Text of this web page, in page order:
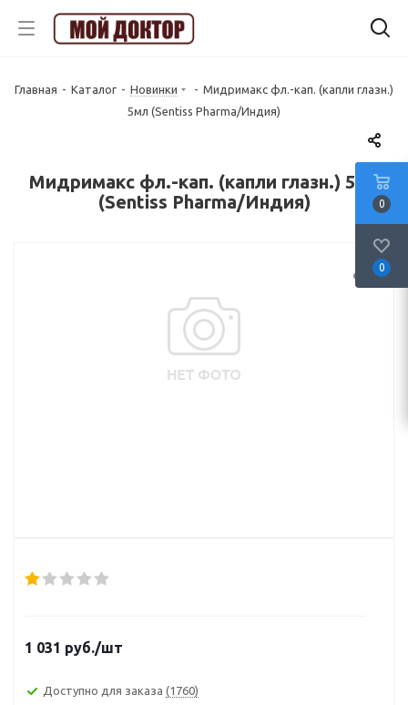
Главная - Каталог - Новинки - Мидримакс фл.-кап. (капли глазн.)
5мл (Sentiss Pharma/Индия)
Мидримакс фл.-кап. (капли глазн.) 5мл
(Sentiss Pharma/Индия)
1 031 руб./шт
Доступно для заказа (1760)
0
0